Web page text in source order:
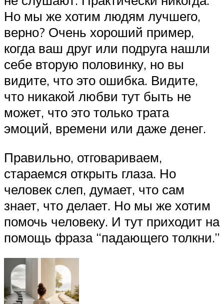
Но мы же хотим людям лучшего,
верно? Очень хороший пример,
когда ваш друг или подруга нашли
себе вторую половинку, но вы
видите, что это ошибка. Видите,
что никакой любви тут быть не
может, что это только трата
эмоций, времени или даже денег.
Правильно, отговариваем,
стараемся открыть глаза. Но
человек слеп, думает, что сам
знает, что делает. Но мы же хотим
помочь человеку. И тут приходит на
помощь фраза “падающего толкни.”